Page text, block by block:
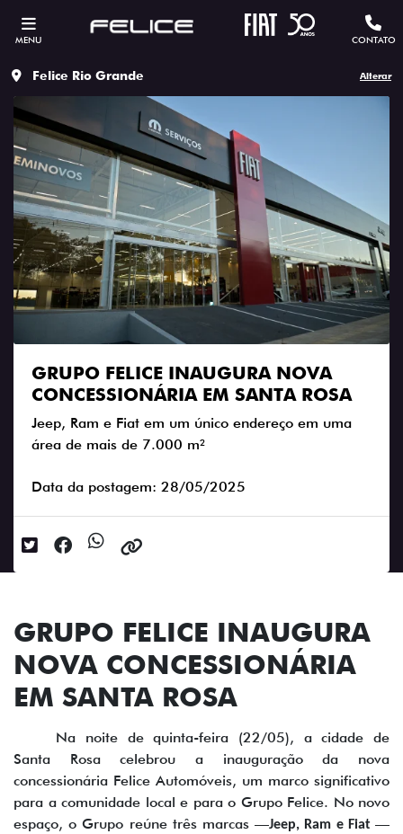
MENU CONTATO
Felice Rio Grande Alterar
GRUPO FELICE INAUGURA NOVA
CONCESSIONÁRIA EM SANTA ROSA
Jeep, Ram e Fiat em um único endereço em uma
área de mais de 7.000 m²
Data da postagem: 28/05/2025
GRUPO FELICE INAUGURA
NOVA CONCESSIONÁRIA
EM SANTA ROSA
Na noite de quinta-feira (22/05), a cidade de
Santa Rosa celebrou a inauguração da nova
concessionária Felice Automóveis, um marco significativo
para a comunidade local e para o Grupo Felice. No novo
espaço, o Grupo reúne três marcas —Jeep, Ram e Fiat—